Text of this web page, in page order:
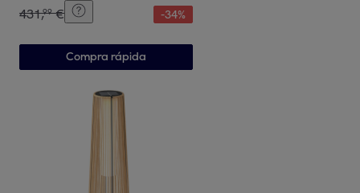
431,99 € -34%
Compra rápida